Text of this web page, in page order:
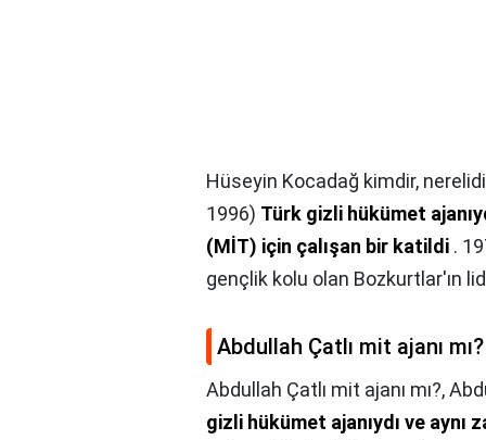
Hüseyin Kocadağ kimdir,
1996) Türk gizli hükümet
(MİT) için çalışan bir katildi .
gençlik kolu olan Bozkurtlar'ın
Abdullah Çatlı mit ajanı mı?
Abdullah Çatlı mit ajanı mı?,
gizli hükümet ajanıydı ve